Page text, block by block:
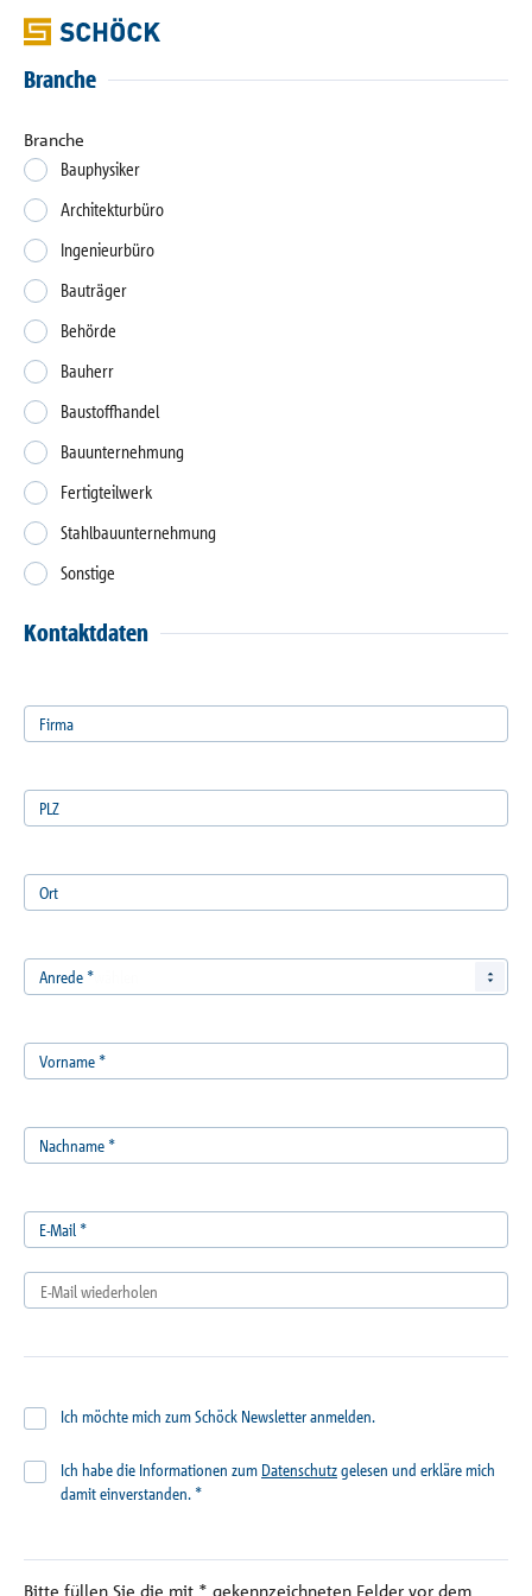
Branche
Branche
Bauphysiker
Architekturbüro
Ingenieurbüro
Bauträger
Behörde
Bauherr
Baustoffhandel
Bauunternehmung
Fertigteilwerk
Stahlbauunternehmung
Sonstige
Kontaktdaten
Firma
PLZ
Ort
Anrede *
Vorname *
Nachname *
E-Mail *
Ich möchte mich zum Schöck Newsletter anmelden.
Ich habe die Informationen zum Datenschutzgelesen und erkläre mich
damit einverstanden. *
Bitte füllen Sie die mit * gekennzeichneten Felder vor dem